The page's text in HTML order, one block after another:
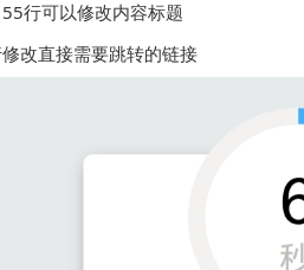
行可以修改内容标题
改直接需要跳转的链接